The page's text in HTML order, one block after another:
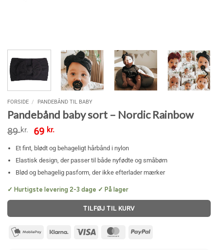
FORSIDE / PANDEBÅND TIL BABY
Pandebånd baby sort – Nordic Rainbow
89kr.
Den
pris
var:
89 kr..
69 kr.Den
pris
er:
69 kr..
Et fint, blødt og behageligt hårbånd i nylon
Elastisk design, der passer til både nyfødte og småbørn
Blød og behagelig pasform, der ikke efterlader mærker
✓ Hurtigste levering 2-3 dage ✓ På lager
TILFØJ TIL KURV
mobilepay2Klarna Visa MasterCardPayPal